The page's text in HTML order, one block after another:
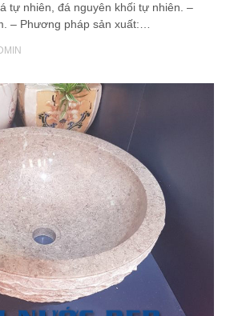
tự nhiên, đá nguyên khối tự nhiên. –
– Phương pháp sản xuất:…